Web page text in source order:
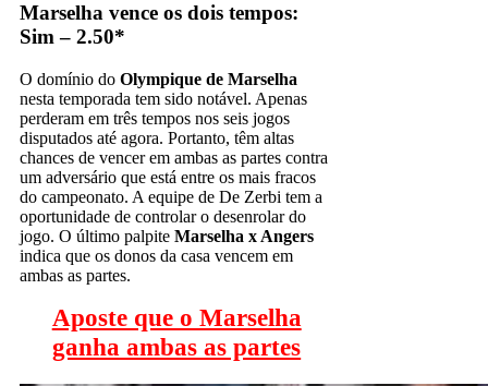
Marselha vence os dois tempos:
Sim – 2.50*
O domínio do Olympique de Marselha
nesta temporada tem sido notável. Apenas
perderam em três tempos nos seis jogos
disputados até agora. Portanto, têm altas
chances de vencer em ambas as partes contra
um adversário que está entre os mais fracos
do campeonato. A equipe de De Zerbi tem a
oportunidade de controlar o desenrolar do
jogo. O último palpite Marselha x Angers
indica que os donos da casa vencem em
ambas as partes.
Aposte que o Marselha
ganha ambas as partes